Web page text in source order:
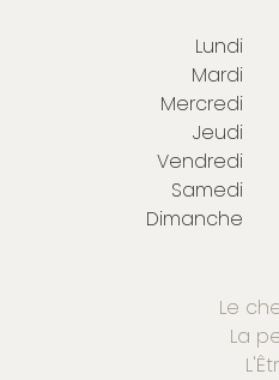
Lundi
Mardi
Mercredi
Jeudi
Vendredi
Samedi
Dimanche
Le
La